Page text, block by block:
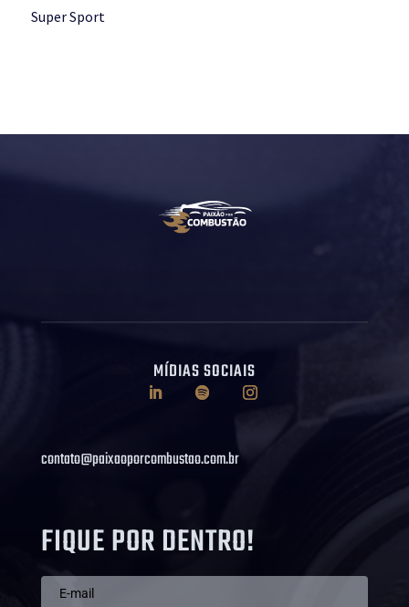
Super Sport
MÍDIAS SOCIAIS
contato@paixaoporcombustao.com.br
FIQUE POR DENTRO!